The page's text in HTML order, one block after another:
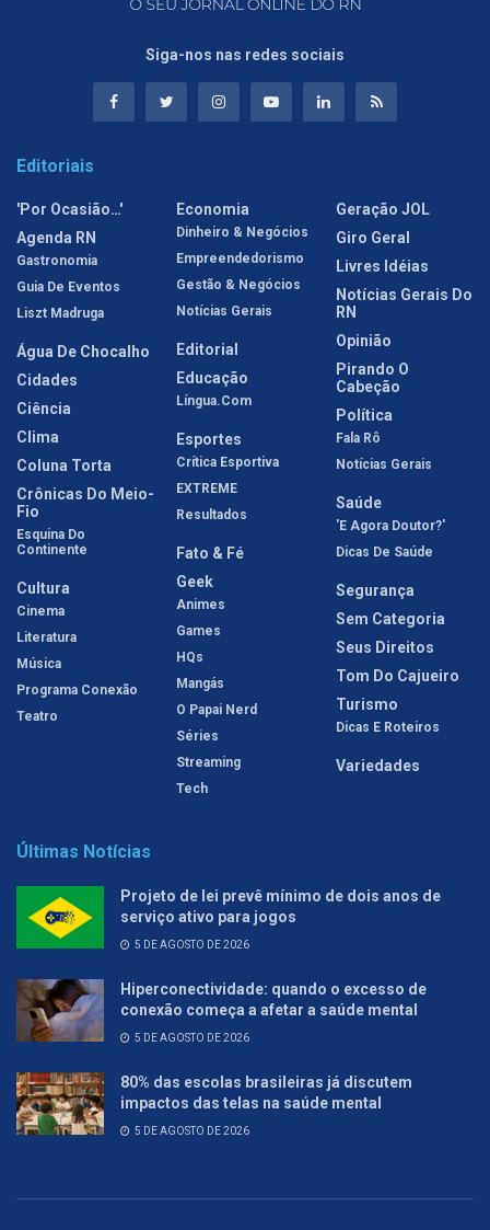
Siga-nos nas redes sociais
Editoriais
'Por Ocasião…'
Agenda RN
Gastronomia
Guia De Eventos
Liszt Madruga
Água De Chocalho
Cidades
Ciência
Clima
Coluna Torta
Crônicas Do Meio-
Fio
Esquina Do
Continente
Cultura
Cinema
Literatura
Música
Programa Conexão
Teatro
Economia
Dinheiro & Negócios
Empreendedorismo
Gestão & Negócios
Notícias Gerais
Editorial
Educação
Língua.com
Esportes
Crítica Esportiva
EXTREME
Resultados
Fato & Fé
Geek
Animes
Games
HQs
Mangás
O Papai Nerd
Séries
Streaming
Tech
Geração JOL
Giro Geral
Livres Idéias
Notícias Gerais Do
RN
Opinião
Pirando O
Cabeção
Política
Fala Rô
Notícias Gerais
Saúde
'E Agora Doutor?'
Dicas De Saúde
Segurança
Sem Categoria
Seus Direitos
Tom Do Cajueiro
Turismo
Dicas E Roteiros
Variedades
Últimas Notícias
Projeto de lei prevê mínimo de dois anos de
serviço ativo para jogos
5 DE AGOSTO DE 2026
Hiperconectividade: quando o excesso de
conexão começa a afetar a saúde mental
5 DE AGOSTO DE 2026
80% das escolas brasileiras já discutem
impactos das telas na saúde mental
5 DE AGOSTO DE 2026